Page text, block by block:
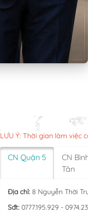
LƯU Ý: Thời gian làm việc
CN Quận 5
CN
Tân
Địa chỉ: 8 Nguyễn Thời
Sđt: 0777.195.929 -